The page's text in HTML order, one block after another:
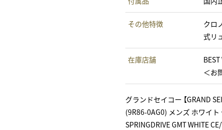
その他特徴
クロ
式リ
在庫店舗
＜お
グランドセイコー 【GRAND
(9R86-0AG0) メンズ ホワイト
SPRINGDRIVE GMT WHITE CE/